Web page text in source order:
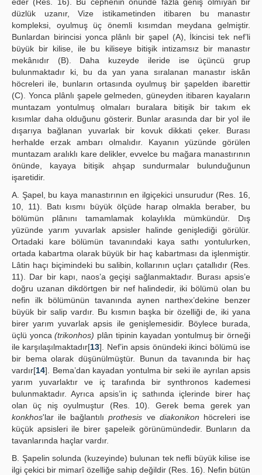
düzlük uzanır, Vize istikametinden itibaren bu manastır
kompleksi, oyulmuş üç önemli kısımdan meydana gelmiştir.
Bunlardan birincisi yonca plânlı bir şapel (A), İkincisi tek nef’li
büyük bir kilise, ile bu kiliseye bitişik intizamsız bir manastır
mekânıdır (B). Daha kuzeyde ileride ise üçüncü grup
bulunmaktadır ki, bu da yan yana sıralanan manastır iskân
höcreleri ile, bunların ortasında oyulmuş bir şapelden ibarettir
(C). Yonca plânlı şapele gelmeden, güneyden itibaren kayaların
muntazam yontulmuş olmaları buralara bitişik bir takım ek
kısımlar daha olduğunu gösterir. Bunlar arasında dar bir yol ile
dışarıya bağlanan yuvarlak bir kovuk dikkati çeker. Burası
herhalde erzak ambarı olmalıdır. Kayanın yüzünde görülen
muntazam aralıklı kare delikler, evvelce bu mağara manastırının
önünde, kayaya bitişik ahşap sundurmalar bulunduğunun
işaretidir.
A. Şapel, bu kaya manastırının en ilgiçekici unsurudur (Res. 16,
10, 11). Batı kısmı büyük ölçüde harap olmakla beraber, bu
bölümün plânını tamamlamak kolaylıkla mümkündür. Dış
yüzünde yarım yuvarlak apsisler halinde genişlediği görülür.
Ortadaki kare bölümün tavanındaki kaya sathı yontulurken,
ortada kabartma olarak büyük bir haç kabartması da işlenmiştir.
Lâtin haçı biçimindeki bu salibin, kollarının uçları çatallıdır (Res.
11). Dar bir kapı, naos’a geçişi sağlanmaktadır. Burası apsis’e
doğru uzanan dikdörtgen bir nef halindedir, iki bölümü olan bu
nefin ilk bölümünün tavanında aynen narthex’dekine benzer
büyük bir salip vardır. Bu kısmın başka bir özelliği de, iki yana
birer yarım yuvarlak apsis ile genişlemesidir. Böylece burada,
üçlü yonca(trikonhos) plân tipinin kayadan yontulmuş bir örneği
ile karşılaşılmaktadır[13]. Nef’in apsis önündeki ikinci bölümü ise
bir bema olarak düşünülmüştür. Bunun da tavanında bir haç
vardır[14]. Bema’dan kayadan yontulma bir seki ile ayrılan apsis
yarım yuvarlaktır ve iç tarafında bir synthronos kademesi
bulunmaktadır. Ayrıca apsis’in iç sathında içlerinde birer haç
olan üç niş oyulmuştur (Res. 10). Gerek bema gerek yan
konkhos'lar ile bağlantılıprothesis ve diakonikon höcreleri ise
küçük apsisleri ile birer şapeleik görünümündedir. Bunların da
tavanlarında haçlar vardır.
B. Şapelin solunda (kuzeyinde) bulunan tek nefli büyük kilise ise
ilgi çekici bir mimarî özelliğe sahip değildir (Res. 16). Nefin bütün